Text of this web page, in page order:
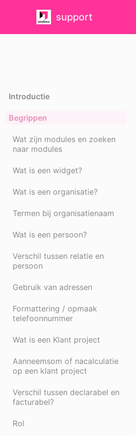
support
Introductie
Begrippen
Wat zijn modules en zoeken
naar modules
Wat is een widget?
Wat is een organisatie?
Termen bij organisatienaam
Wat is een persoon?
Verschil tussen relatie en
persoon
Gebruik van adressen
Formattering / opmaak
telefoonnummer
Wat is een Klant project
Aanneemsom of nacalculatie
op een klant project
Verschil tussen declarabel en
facturabel?
Rol